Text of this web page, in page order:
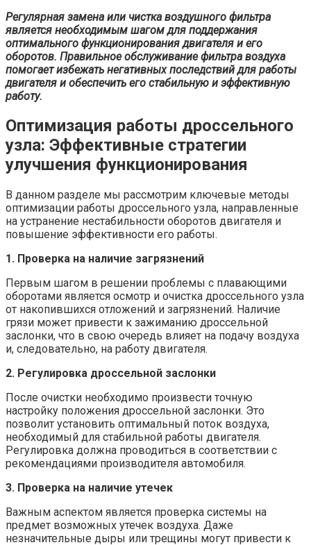
Регулярная замена или чистка воздушного фильтра
является необходимым шагом для поддержания
оптимального функционирования двигателя и его
оборотов. Правильное обслуживание фильтра воздуха
помогает избежать негативных последствий для работы
двигателя и обеспечить его стабильную и эффективную
работу.
Оптимизация работы дроссельного
узла: Эффективные стратегии
улучшения функционирования
В данном разделе мы рассмотрим ключевые методы
оптимизации работы дроссельного узла, направленные
на устранение нестабильности оборотов двигателя и
повышение эффективности его работы.
1. Проверка на наличие загрязнений
Первым шагом в решении проблемы с плавающими
оборотами является осмотр и очистка дроссельного узла
от накопившихся отложений и загрязнений. Наличие
грязи может привести к зажиманию дроссельной
заслонки, что в свою очередь влияет на подачу воздуха
и, следовательно, на работу двигателя.
2. Регулировка дроссельной заслонки
После очистки необходимо произвести точную
настройку положения дроссельной заслонки. Это
позволит установить оптимальный поток воздуха,
необходимый для стабильной работы двигателя.
Регулировка должна проводиться в соответствии с
рекомендациями производителя автомобиля.
3. Проверка на наличие утечек
Важным аспектом является проверка системы на
предмет возможных утечек воздуха. Даже
незначительные дыры или трещины могут привести к